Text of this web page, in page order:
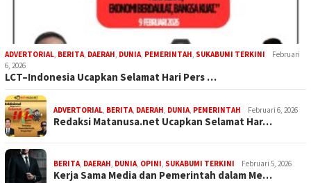
ADVERTORIAL, BERITA, DAERAH, DUNIA, PEMERINTAH, SUKABUMI TERKINI
Februari
6, 2026
LCT–Indonesia Ucapkan Selamat Hari Pers …
ADVERTORIAL, BERITA, DAERAH, DUNIA, PEMERINTAH Februari 6, 2026
Redaksi Matanusa.net Ucapkan Selamat Har…
BERITA, DAERAH, DUNIA, OPINI, SUKABUMI TERKINI Februari 5, 2026
Kerja Sama Media dan Pemerintah dalam Me…